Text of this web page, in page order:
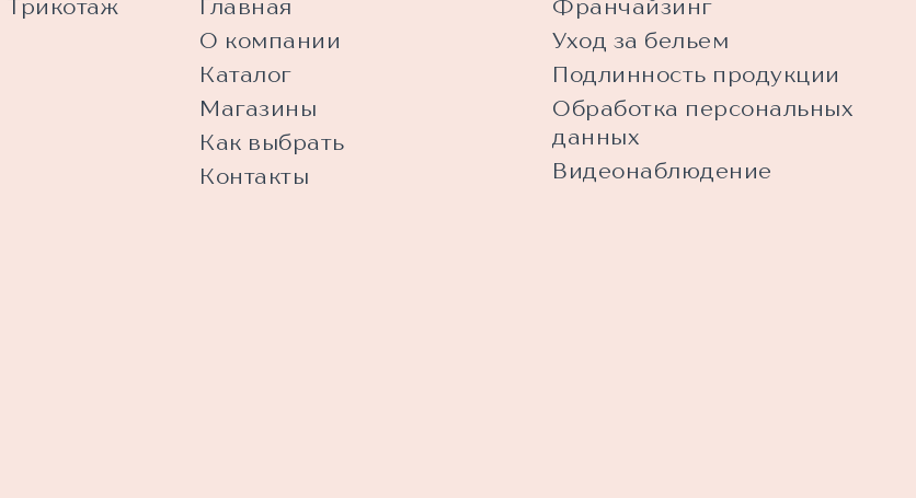
Трикотаж
Главная
О компании
Каталог
Магазины
Как выбрать
Контакты
Франчайзинг
Уход за бельем
Подлинность продукции
Обработка персональных
данных
Видеонаблюдение